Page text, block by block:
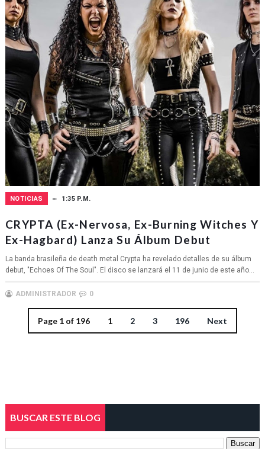
NOTICIAS 1:35 P.M.
CRYPTA (ex-Nervosa, Ex-Burning Witches Y
Ex-Hagbard) Lanza Su Álbum Debut
La banda brasileña de death metal Crypta ha revelado detalles de su álbum
debut, "Echoes Of The Soul". El disco se lanzará el 11 de junio de este año...
ADMINISTRADOR 0
Page 1 of 196 1 2 3 196 Next
BUSCAR ESTE BLOG